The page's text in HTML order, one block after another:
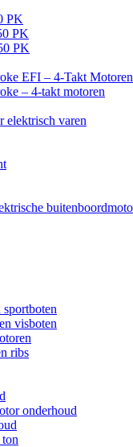
PK
PK
PK
EFI – 4-Takt
– 4-takt motoren
elektrisch varen
sportboten
visboten
ribs
onderhoud